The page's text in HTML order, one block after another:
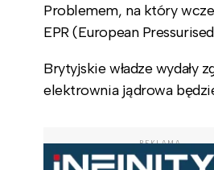
Problemem, na który
EPR (European
Brytyjskie władze
elektrownia jądrowa
REKLAMA